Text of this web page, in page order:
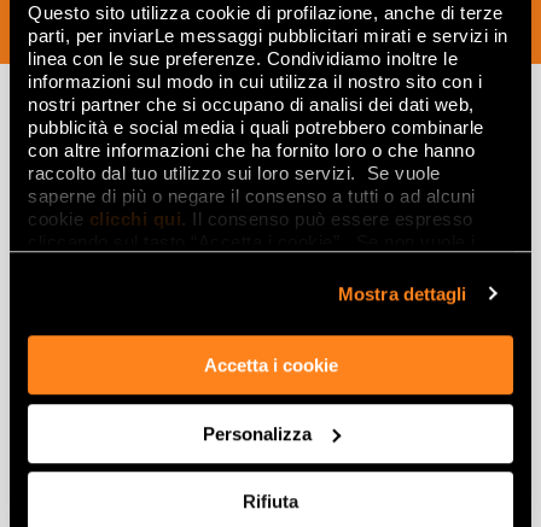
Questo sito utilizza cookie di profilazione, anche di terze
parti, per inviarLe messaggi pubblicitari mirati e servizi in
linea con le sue preferenze. Condividiamo inoltre le
informazioni sul modo in cui utilizza il nostro sito con i
nostri partner che si occupano di analisi dei dati web,
pubblicità e social media i quali potrebbero combinarle
con altre informazioni che ha fornito loro o che hanno
raccolto dal tuo utilizzo sui loro servizi. Se vuole
saperne di più o negare il consenso a tutti o ad alcuni
cookie clicchi qui. Il consenso può essere espresso
Mostra dettagli
Accetta i cookie
Personalizza
Rifiuta
SOUSCRIVEZ MAINTENANT
Lasciati
ispirare
da ambienti
Effetti
Gres porcellanato effetto marmo
Gres porcellanato effetto legno
Gres porcellanato effetto resina e cemento